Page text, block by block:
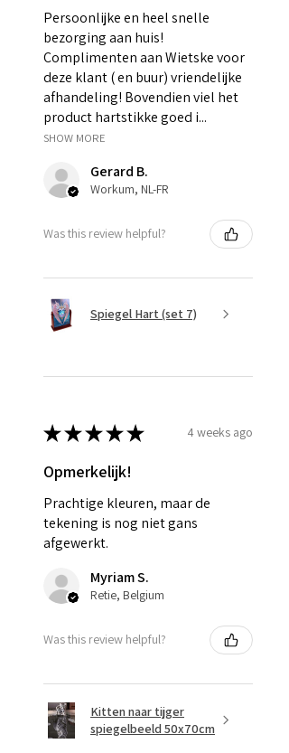
Persoonlijke en heel snelle
bezorging aan huis!
Complimenten aan Wietske voor
deze klant ( en buur) vriendelijke
afhandeling! Bovendien viel het
product hartstikke goed i...
SHOW MORE
Gerard B.
Workum, NL-FR
Was this review helpful?
Spiegel Hart (set 7)
★★★★★ 4 weeks ago
Opmerkelijk!
Prachtige kleuren, maar de
tekening is nog niet gans
afgewerkt.
Myriam S.
Retie, Belgium
Was this review helpful?
Kitten naar tijger
spiegelbeeld 50x70cm